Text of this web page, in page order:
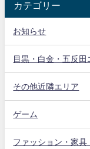
カテゴリー
お知らせ
目黒・白金・五反田
その他近隣エリア
ゲーム
ファッション・家具